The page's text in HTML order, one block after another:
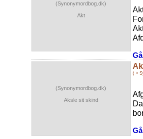
(Synonymordbog.dk)
Akt
(Synonymordbog.dk)
Aksle sit skind
( >